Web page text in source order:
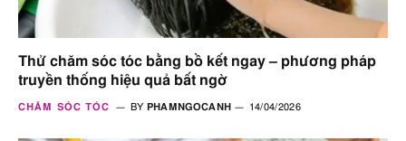
Thử chăm sóc tóc bằng bồ kết ngay – phương pháp
truyền thống hiệu quả bất ngờ
CHĂM SÓC TÓC BY PHAMNGOCANH 14/04/2026